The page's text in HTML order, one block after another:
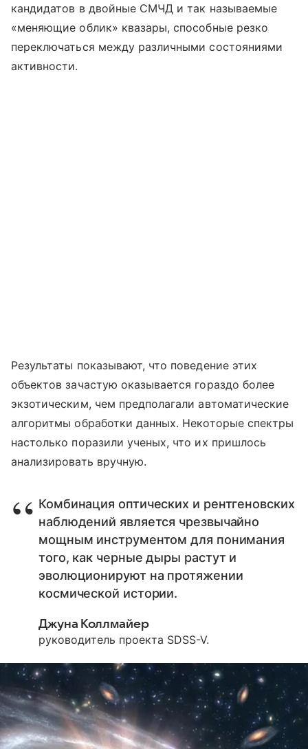
кандидатов в двойные СМЧД и так называемые
«меняющие облик» квазары, способные резко
переключаться между различными состояниями
активности.
Результаты показывают, что поведение этих
объектов зачастую оказывается гораздо более
экзотическим, чем предполагали автоматические
алгоритмы обработки данных. Некоторые спектры
настолько поразили ученых, что их пришлось
анализировать вручную.
Комбинация оптических и рентгеновских
наблюдений является чрезвычайно
мощным инструментом для понимания
того, как черные дыры растут и
эволюционируют на протяжении
космической истории.
Джуна Коллмайер
руководитель проекта SDSS-V.